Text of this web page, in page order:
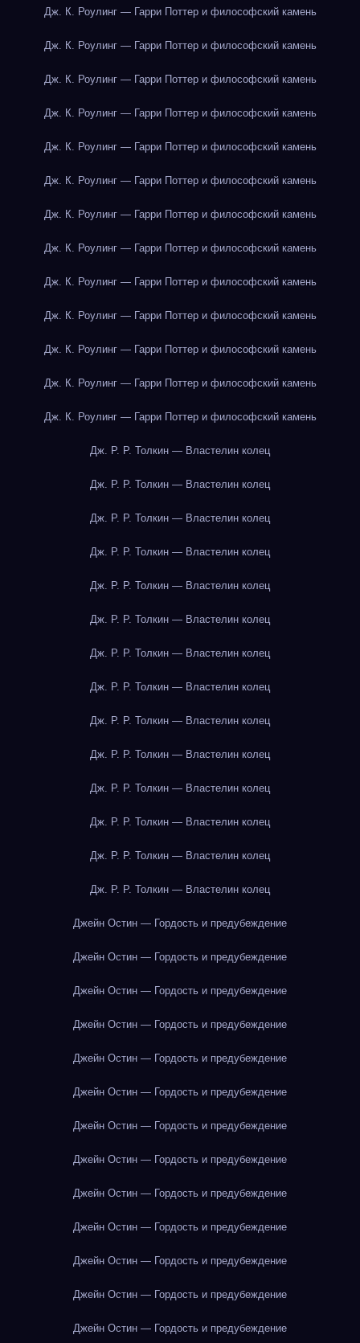
Дж. К. Роулинг — Гарри Поттер и философский камень
Дж. К. Роулинг — Гарри Поттер и философский камень
Дж. К. Роулинг — Гарри Поттер и философский камень
Дж. К. Роулинг — Гарри Поттер и философский камень
Дж. К. Роулинг — Гарри Поттер и философский камень
Дж. К. Роулинг — Гарри Поттер и философский камень
Дж. К. Роулинг — Гарри Поттер и философский камень
Дж. К. Роулинг — Гарри Поттер и философский камень
Дж. К. Роулинг — Гарри Поттер и философский камень
Дж. К. Роулинг — Гарри Поттер и философский камень
Дж. К. Роулинг — Гарри Поттер и философский камень
Дж. К. Роулинг — Гарри Поттер и философский камень
Дж. К. Роулинг — Гарри Поттер и философский камень
Дж. Р. Р. Толкин — Властелин колец
Дж. Р. Р. Толкин — Властелин колец
Дж. Р. Р. Толкин — Властелин колец
Дж. Р. Р. Толкин — Властелин колец
Дж. Р. Р. Толкин — Властелин колец
Дж. Р. Р. Толкин — Властелин колец
Дж. Р. Р. Толкин — Властелин колец
Дж. Р. Р. Толкин — Властелин колец
Дж. Р. Р. Толкин — Властелин колец
Дж. Р. Р. Толкин — Властелин колец
Дж. Р. Р. Толкин — Властелин колец
Дж. Р. Р. Толкин — Властелин колец
Дж. Р. Р. Толкин — Властелин колец
Дж. Р. Р. Толкин — Властелин колец
Джейн Остин — Гордость и предубеждение
Джейн Остин — Гордость и предубеждение
Джейн Остин — Гордость и предубеждение
Джейн Остин — Гордость и предубеждение
Джейн Остин — Гордость и предубеждение
Джейн Остин — Гордость и предубеждение
Джейн Остин — Гордость и предубеждение
Джейн Остин — Гордость и предубеждение
Джейн Остин — Гордость и предубеждение
Джейн Остин — Гордость и предубеждение
Джейн Остин — Гордость и предубеждение
Джейн Остин — Гордость и предубеждение
Джейн Остин — Гордость и предубеждение